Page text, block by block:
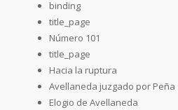
binding
title_page
Número 101
title_page
Hacia la ruptura
Avellaneda juzgado por Peña
Elogio de Avellaneda